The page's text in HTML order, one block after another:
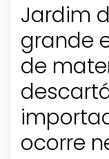
Jardim
grande
de
ocorre